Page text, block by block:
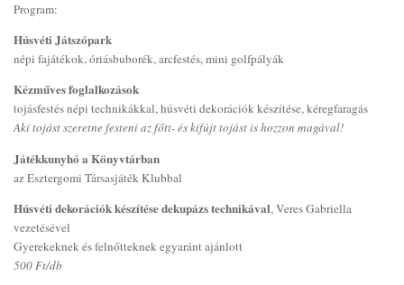
Program:
Húsvéti Játszópark
népi fajátékok, óriásbuborék, arcfestés, mini golfpályák
Kézműves foglalkozások
tojásfestés népi technikákkal, húsvéti dekorációk készítése, kéregfaragás
Aki tojást szeretne festeni az főtt- és kifújt tojást is hozzon magával!
Játékkunyhó a Könyvtárban
az Esztergomi Társasjáték Klubbal
Húsvéti dekorációk készítése dekupázs technikával, Veres Gabriella
vezetésével
Gyerekeknek és felnőtteknek egyaránt ajánlott
500 Ft/db